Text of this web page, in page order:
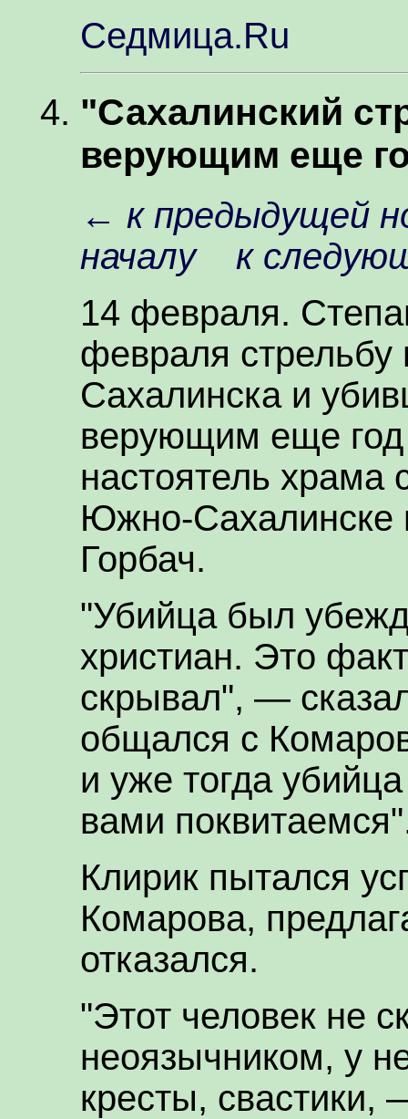
Седмица.Ru
"Сахалинский
верующим еще
← к предыдущей
началу
к
14 февраля.
февраля
Сахалинска и
верующим еще год
настоятель храма
Южно-Сахалинске
Горбач.
"Убийца был
христиан. Это
скрывал", —
общался с
и уже тогда
вами
Клирик пытался
Комарова,
отказался.
"Этот человек не
неоязычником, у
кресты,